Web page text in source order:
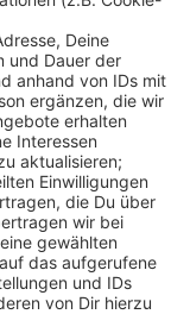
50 Prozent
brauchten die
für ihren Weg
Schnitt fünf